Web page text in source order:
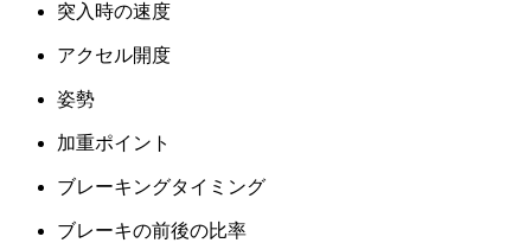
突入時の速度
アクセル開度
姿勢
加重ポイント
ブレーキングタイミング
ブレーキの前後の比率